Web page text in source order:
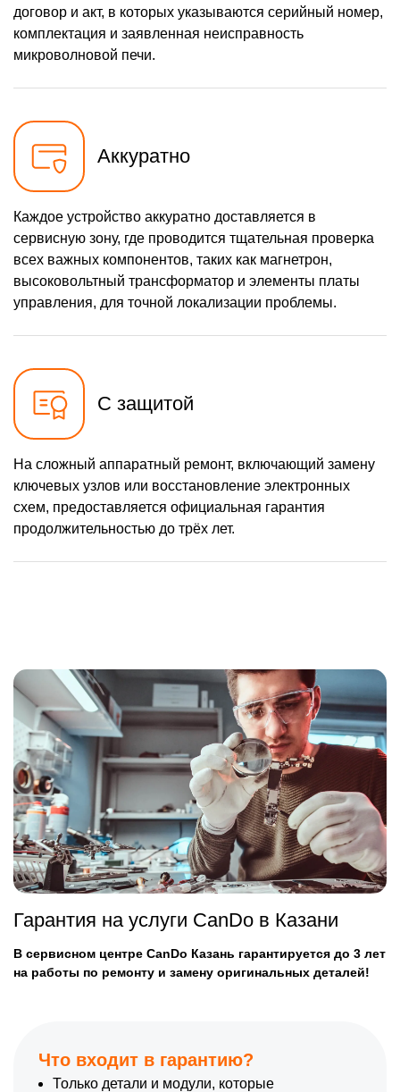
договор и акт, в которых указываются серийный номер,
комплектация и заявленная неисправность
микроволновой печи.
Аккуратно
Каждое устройство аккуратно доставляется в
сервисную зону, где проводится тщательная проверка
всех важных компонентов, таких как магнетрон,
высоковольтный трансформатор и элементы платы
управления, для точной локализации проблемы.
С защитой
На сложный аппаратный ремонт, включающий замену
ключевых узлов или восстановление электронных
схем, предоставляется официальная гарантия
продолжительностью до трёх лет.
Гарантия на услуги CanDo в Казани
В сервисном центре CanDo Казань гарантируется до 3 лет
на работы по ремонту и замену оригинальных деталей!
Что входит в гарантию?
Только детали и модули, которые